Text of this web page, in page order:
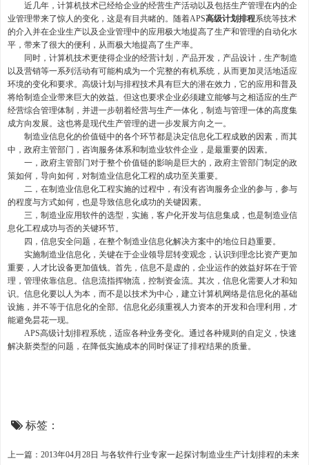
近几年，计算机技术已经给企业的经营生产活动以及包括生产管理在内的企
业管理带来了惊人的变化，这是有目共睹的。随着APS高级计划排程系统等技术
的介入并在企业生产以及企业管理中的应用极大地提高了生产和管理的自动化水
平，带来了很大的便利，从而极大地提高了生产率。
同时，计算机技术更使得企业的经营计划，产品开发，产品设计，生产制造
以及营销等一系列活动有可能构成为一个完整的有机系统，从而更加灵活地适应
环境的变化和要求。高级计划与排程技术具有巨大的潜在效力，它的应用和普及
将给制造企业带来巨大的效益。但这也要求企业必须建立能够与之相适应的生产
经营综合管理体制，并进一步朝着经营与生产一体化，制造与管理一体的高度集
成方向发展。这也将是现代生产管理的进一步发展方向之一。
制造业信息化的价值链中的各个环节都是决定信息化工程成败的因素，而其
中，政府主管部门，咨询服务体系和制造业软件企业，是最重要的因素。
一，政府主管部门对于整个价值链的影响是巨大的，政府主管部门制定的政
策如何，导向如何，对制造业信息化工程的成功至关重要。
二，在制造业信息化工程实施的过程中，有没有咨询服务企业的参与，参与
的程度与方式如何，也是导致信息化成功的关键因素。
三，制造业应用软件的选型，实施，客户化开发与信息集成，也是制造业信
息化工程成功与否的关键环节。
四，信息安全问题，在整个制造业信息化解决方案中的地位日趋重要。
实施制造业信息化，关键在于企业领导层转变观念，认识到理念比资产更加
重要，人才比设备更加值钱。首先，信息不是虚的，企业运作的效益好坏在于管
理，管理依靠信息。信息流指挥物流，控制资金流。其次，信息化需要人才和知
识。信息化要以人为本，而不是以技术为中心，建立计算机网络是信息化的基础
设施，并不等于信息化的全部。信息化必须重视人力资本的开发和合理利用，才
能避免昙花一现。
APS高级计划排程系统，适应各种业务变化。通过各种规则的自定义，快速
解决新类型的问题，在降低实施成本的同时保证了排程结果的质量。
标签：
上一篇：2013年04月28日 与各软件行业专家一起探讨制造业生产计划排程的未来